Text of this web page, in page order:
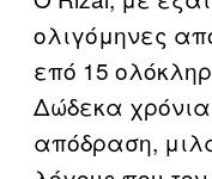
ολιγόμηνες
επό 15
Δώδεκα
απόδραση,